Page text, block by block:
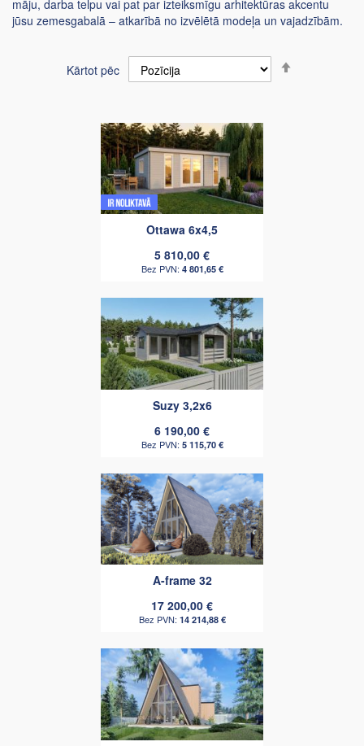
māju, darba telpu vai pat par izteiksmīgu arhitektūras akcentu
jūsu zemesgabalā – atkarībā no izvēlētā modeļa un vajadzībām.
Kārtot pēc
Ottawa 6x4,5
5 810,00 €
4 801,65 €
Suzy 3,2x6
6 190,00 €
5 115,70 €
A-frame 32
17 200,00 €
14 214,88 €